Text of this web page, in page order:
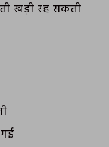
खड़ी रह सकती